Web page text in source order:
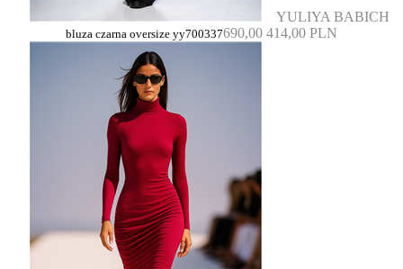
YULIYA BABICH
bluza czarna oversize yy700337690,00 414,00 PLN